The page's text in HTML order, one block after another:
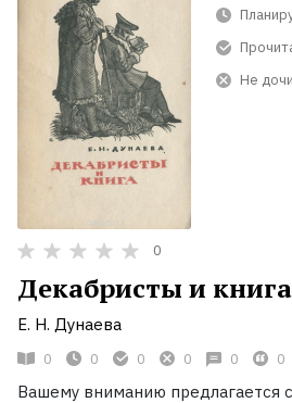
Коллекции
Не
0
Декабристы и книга
Е. Н. Дунаева
0 0 0 0 0 0
Вашему вниманию предлагается